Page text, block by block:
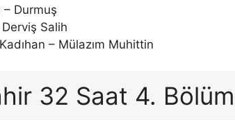
Durmuş
Salih
– Mülazım Muhittin
32 Saat 4.